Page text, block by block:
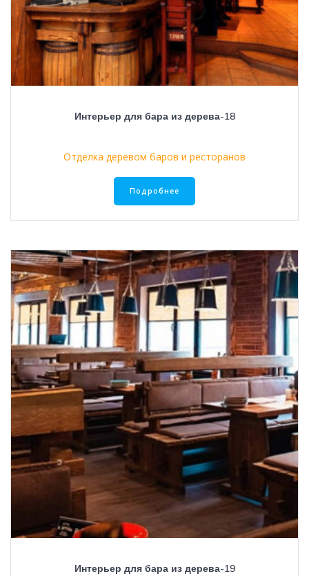
Интерьер для бара из дерева-18
Отделка деревом баров и ресторанов
Подробнее
Интерьер для бара из дерева-19